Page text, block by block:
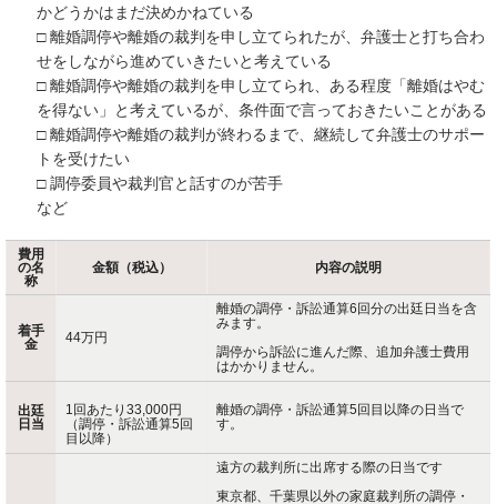
かどうかはまだ決めかねている
□ 離婚調停や離婚の裁判を申し立てられたが、弁護士と打ち合わ
せをしながら進めていきたいと考えている
□ 離婚調停や離婚の裁判を申し立てられ、ある程度「離婚はやむ
を得ない」と考えているが、条件面で言っておきたいことがある
□ 離婚調停や離婚の裁判が終わるまで、継続して弁護士のサポー
トを受けたい
□ 調停委員や裁判官と話すのが苦手
など
費用
の名
称
金額（税込） 内容の説明
着手
金
44万円
離婚の調停・訴訟通算6回分の出廷日当を含
みます。
調停から訴訟に進んだ際、追加弁護士費用
はかかりません。
出廷
日当
1回あたり33,000円
（調停・訴訟通算5回
目以降）
離婚の調停・訴訟通算5回目以降の日当で
す。
遠方の裁判所に出席する際の日当です
東京都、千葉県以外の家庭裁判所の調停・